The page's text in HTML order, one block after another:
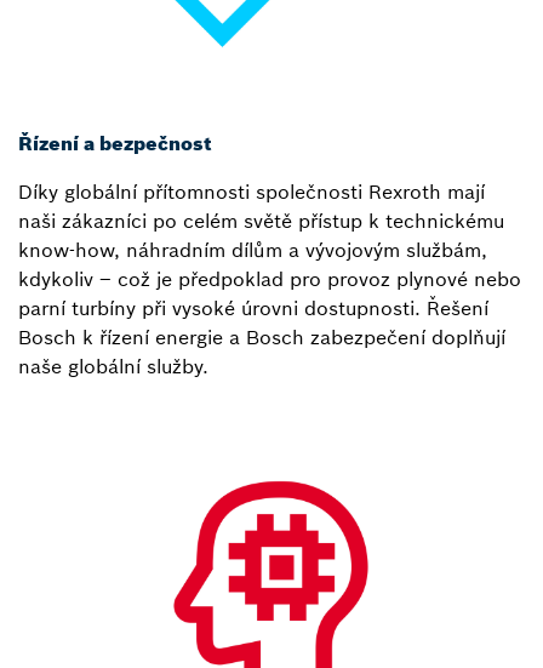
Řízení a bezpečnost
Díky globální přítomnosti společnosti Rexroth mají
naši zákazníci po celém světě přístup k technickému
know-how, náhradním dílům a vývojovým službám,
kdykoliv – což je předpoklad pro provoz plynové nebo
parní turbíny při vysoké úrovni dostupnosti. Řešení
Bosch k řízení energie a Bosch zabezpečení doplňují
naše globální služby.